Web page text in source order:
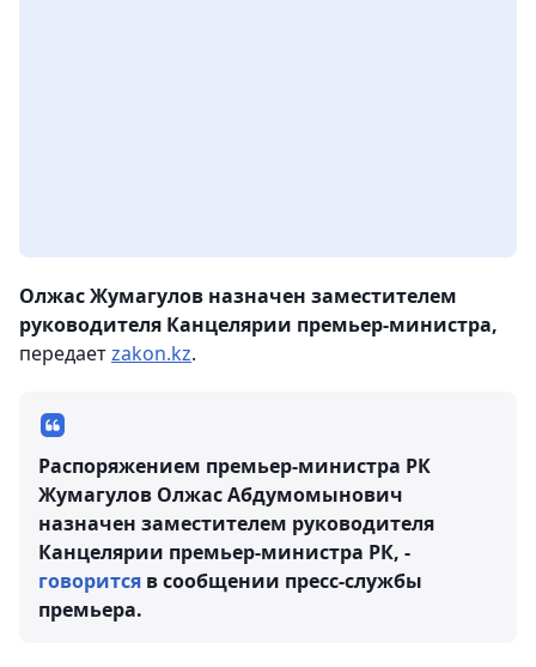
Олжас Жумагулов назначен заместителем
руководителя Канцелярии премьер-министра,
передаетzakon.kz.
Распоряжением премьер-министра РК
Жумагулов Олжас Абдумомынович
назначен заместителем руководителя
Канцелярии премьер-министра РК, -
говорится в сообщении пресс-службы
премьера.